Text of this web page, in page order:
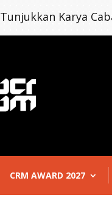
Tunjukkan Karya
CRM AWARD 2027